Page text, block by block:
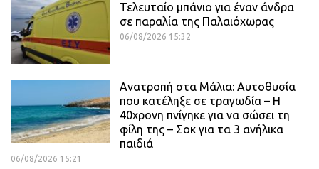
Τελευταίο μπάνιο για έναν άνδρα
σε παραλία της Παλαιόχωρας
06/08/2026 15:32
Ανατροπή στα Μάλια: Αυτοθυσία
που κατέληξε σε τραγωδία – Η
40χρονη πνίγηκε για να σώσει τη
φίλη της – Σοκ για τα 3 ανήλικα
παιδιά
06/08/2026 15:21